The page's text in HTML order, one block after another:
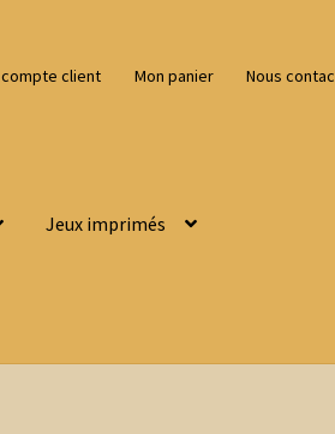
compte client Mon panier Nous
Jeux imprimés